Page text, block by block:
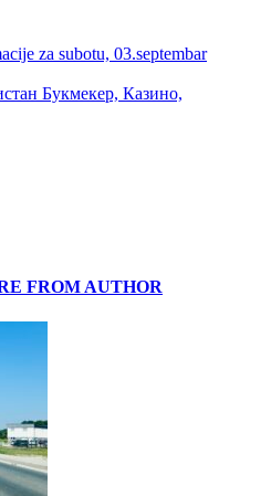
za subotu, 03.septembar
Букмекер, Казино,
FROM AUTHOR